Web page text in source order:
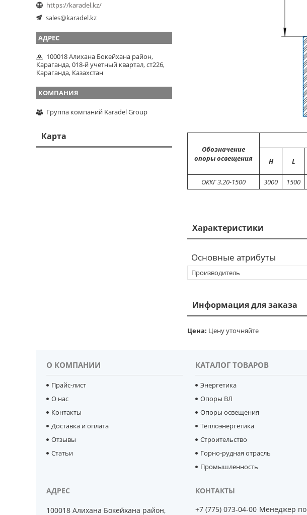
Обозначение
опоры освещения
Н L
ОККГ 3.20-1500 3000 1500
Характеристики
Основные атрибуты
Производитель
Информация для заказа
Цена: Цену уточняйте
https://karadel.kz/
sales@karadel.kz
100018 Алихана Бокейхана район,
Караганда, 018-й учетный квартал, ст226,
Караганда, Казахстан
Группа компаний Karadel Group
Карта
О КОМПАНИИ
Прайс-лист
О нас
Контакты
Доставка и оплата
Отзывы
Статьи
КАТАЛОГ ТОВАРОВ
Энергетика
Опоры ВЛ
Опоры освещения
Теплоэнергетика
Строительство
Горно-рудная отрасль
Промышленность
100018 Алихана Бокейхана район, +7 (775) 073-04-00 Менеджер по